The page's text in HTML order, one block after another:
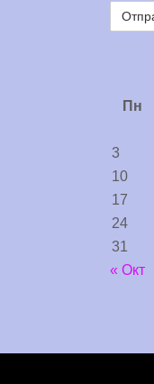
Пн
3
10
17
24
31
« Окт